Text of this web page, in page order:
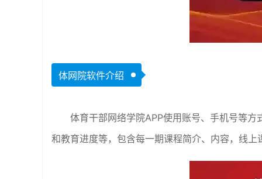
体网院软件介绍
体育干部网络学院APP使用账号、手机号等
和教育进度等，包含每一期课程简介、内容，线上